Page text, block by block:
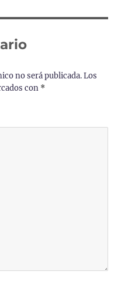
no será publicada. Los
con *